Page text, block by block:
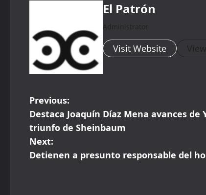
El Patrón
Administrator
Visit Website
P
o
s
t
Previous:
Destaca Joaquín Díaz Mena avances
triunfo de Sheinbaum
Next:
Detienen a presunto responsable del